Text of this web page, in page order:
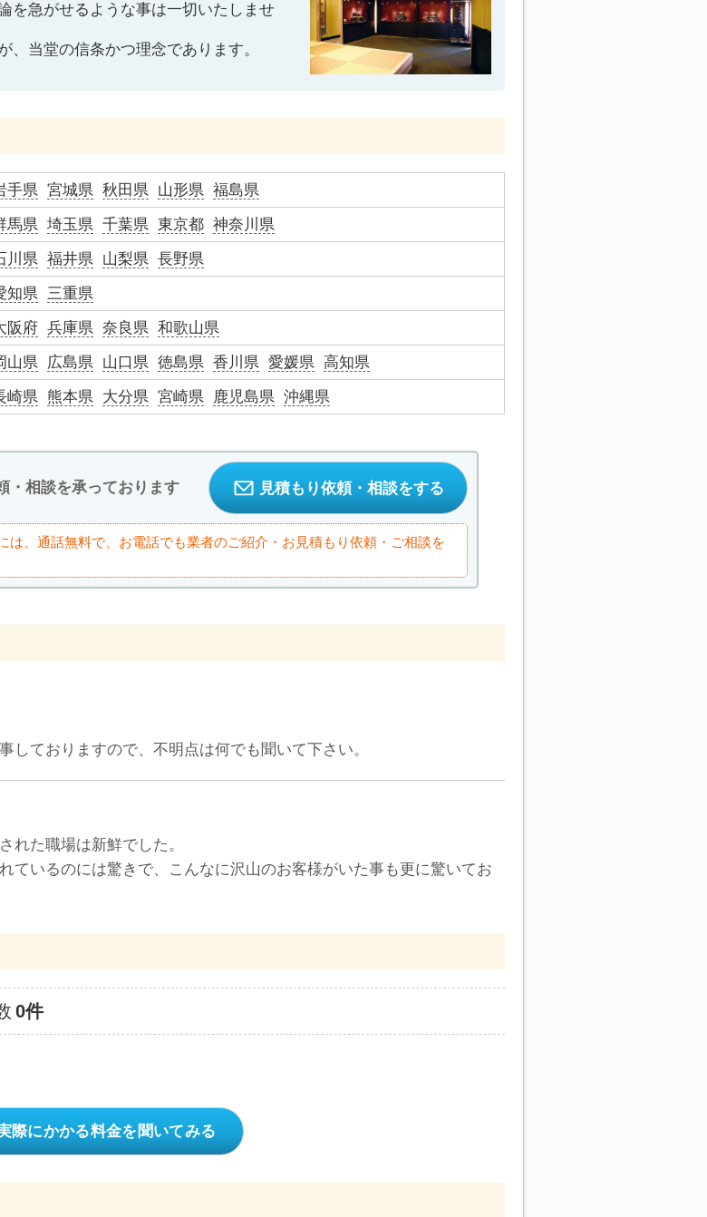
を急がせるような事は一切いたしませ
、当堂の信条かつ理念であります。
手県 宮城県 秋田県 山形県 福島県
馬県 埼玉県 千葉県 東京都 神奈川県
川県 福井県 山梨県 長野県
知県 三重県
阪府 兵庫県 奈良県 和歌山県
山県 広島県 山口県 徳島県 香川県 愛媛県 高知県
崎県 熊本県 大分県 宮崎県 鹿児島県 沖縄県
・相談を承っております 見積もり依頼・相談をする
は、通話無料で、お電話でも業者のご紹介・お見積もり依頼・ご相談を
しておりますので、不明点は何でも聞いて下さい。
れた職場は新鮮でした。
ているのには驚きで、こんなに沢山のお客様がいた事も更に驚いてお
0件
際にかかる料金を聞いてみる